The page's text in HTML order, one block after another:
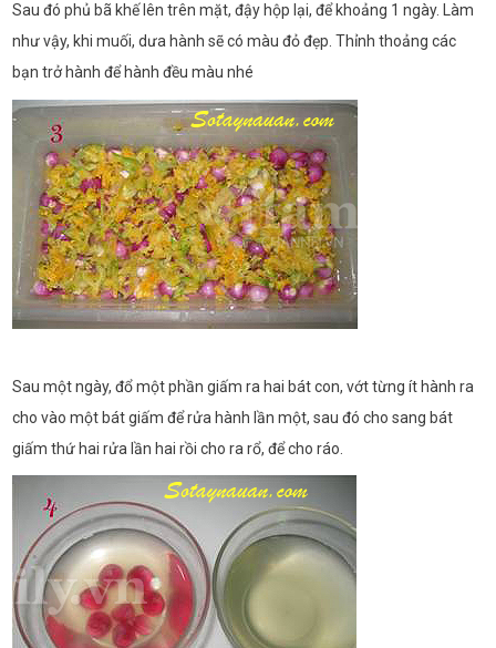
Sau đó phủ bã khế lên trên mặt, đậy hộp lại, để khoảng 1 ngày. Làm
như vậy, khi muối, dưa hành sẽ có màu đỏ đẹp. Thỉnh thoảng các
bạn trở hành để hành đều màu nhé
Sau một ngày, đổ một phần giấm ra hai bát con, vớt từng ít hành ra
cho vào một bát giấm để rửa hành lần một, sau đó cho sang bát
giấm thứ hai rửa lần hai rồi cho ra rổ, để cho ráo.